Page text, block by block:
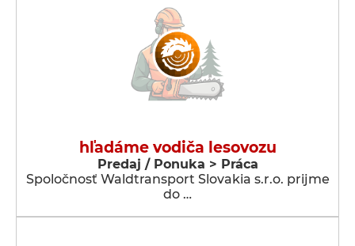
hľadáme vodiča lesovozu
Predaj / Ponuka > Práca
Spoločnosť Waldtransport Slovakia s.r.o. prijme
do …